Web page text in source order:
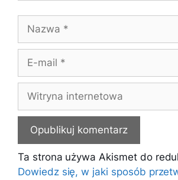
Nazwa
Witryna
internetowa
Ta strona używa Akismet do
Dowiedz się, w jaki sposób